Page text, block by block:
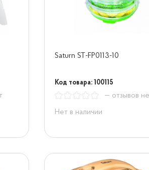
Saturn ST-FP0113-10
Код товара: 100115
— отзывов
Нет в наличии